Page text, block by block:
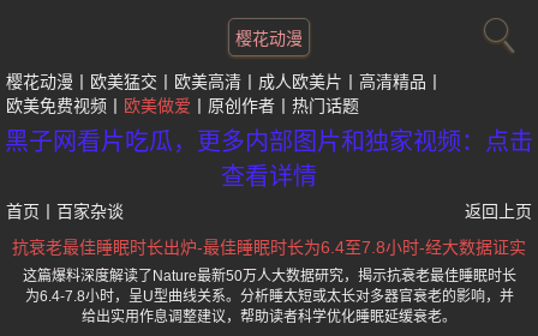
樱花动漫
樱花动漫 欧美猛交 欧美高清 成人欧美片
高清精品
欧美免费视频
欧美做爱 原创作者 热门话题
黑子网看片吃瓜，更多内部图片和独家视频：点击
查看详情
首页 百家杂谈
返回上页
抗衰老最佳睡眠时长出炉-最佳睡眠时长为6.4至7.8小时-经大数据证实
这篇爆料深度解读了Nature最新50万人大数据研究，揭示抗衰老最佳睡眠时长
为6.4-7.8小时，呈U型曲线关系。分析睡太短或太长对多器官衰老的影响，并
给出实用作息调整建议，帮助读者科学优化睡眠延缓衰老。